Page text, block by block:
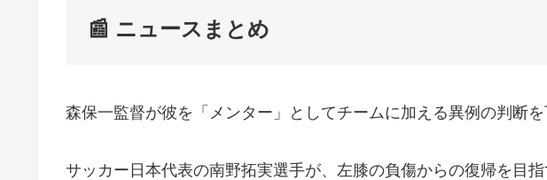
📰 ニュースまとめ
森保一監督が彼を「メンター」としてチームに加える異例の判断を
サッカー日本代表の南野拓実選手が、左膝の負傷からの復帰を目